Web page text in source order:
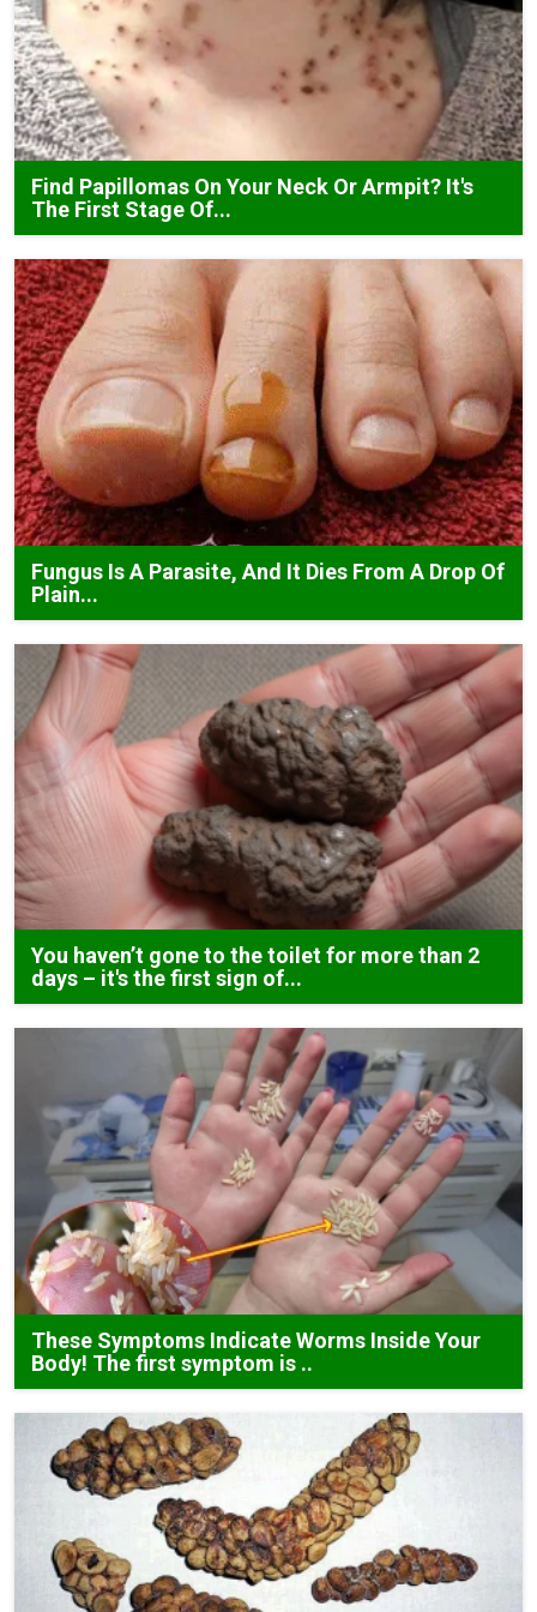
Find Papillomas On Your Neck Or Armpit? It's
The First Stage Of...
Fungus Is A Parasite, And It Dies From A Drop Of
Plain...
You haven’t gone to the toilet for more than 2
days – it's the first sign of...
These Symptoms Indicate Worms Inside Your
Body! The first symptom is ..